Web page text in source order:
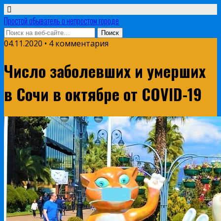
Простой обыватель о непростом городе
04.11.2020 • 4 комментария
Число заболевших и умерших
в Сочи в октябре от COVID-19